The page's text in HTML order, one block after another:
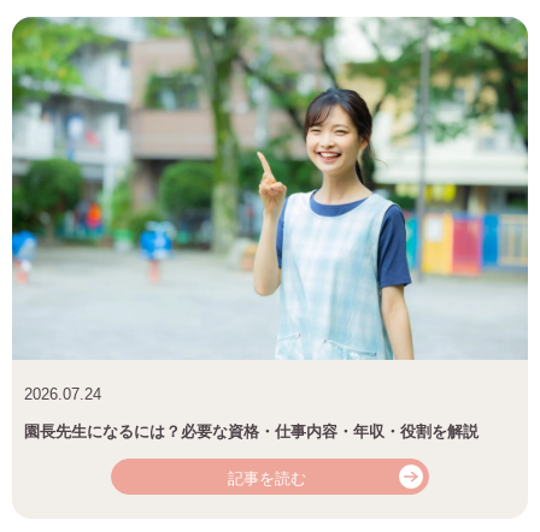
2026.07.24
園長先生になるには？必要な資格・仕事内容・年収・役割を解説
記事を読む